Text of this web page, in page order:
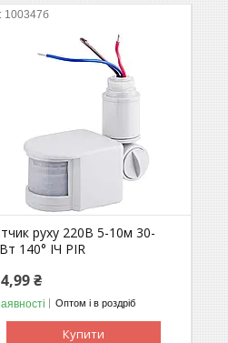
100347б
руху 220В 5-10м 30-
140° ІЧ PIR
₴
Оптом і в роздріб
Купити